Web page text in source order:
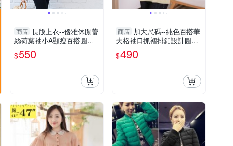
商店 長版上衣--優雅休閒蕾
絲荷葉袖小A顯瘦百搭圓領
短袖長上衣(黑XL-5L)-U503
眼圈熊中大尺碼
$550
商店 加大尺碼--純色百搭華
夫格袖口抓褶排釦設計圓領
長袖上衣(黑.綠L-3L)-X564
眼圈熊中大尺碼
$490